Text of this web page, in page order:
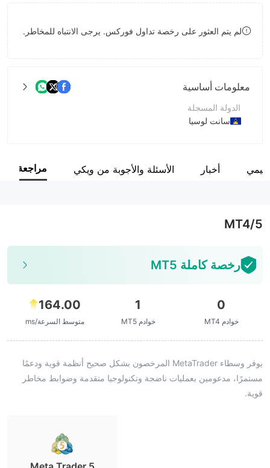
9
لم يتم العثور على رخصة تداول فوركس. يرجى الانتباه للمخاطر.
معلومات أساسية
الدولة المسجلة
سانت لوسيا
اسم الشركة
أخبار الأسئلة والأجوبة من ويكي مراجعة
MT4/5
رخصة كاملة MT5
0
خوادم MT4
1
خوادم MT5
164.00
متوسط السرعة/ms
يوفر وسطاء MetaTrader المرخصون بشكل صحيح أنظمة قوية ودعمًا
مستمرًا، مدعومين بعمليات ناضجة وتكنولوجيا متقدمة وضوابط مخاطر
قوية.